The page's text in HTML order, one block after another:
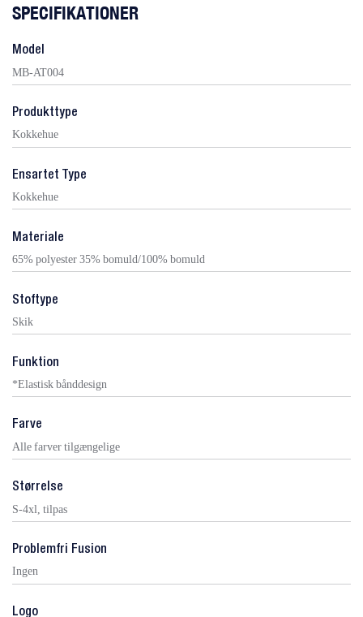
SPECIFIKATIONER
Model
MB-AT004
Produkttype
Kokkehue
Ensartet Type
Kokkehue
Materiale
65% polyester 35% bomuld/100% bomuld
Stoftype
Skik
Funktion
*Elastisk bånddesign
Farve
Alle farver tilgængelige
Størrelse
S-4xl, tilpas
Problemfri Fusion
Ingen
Logo